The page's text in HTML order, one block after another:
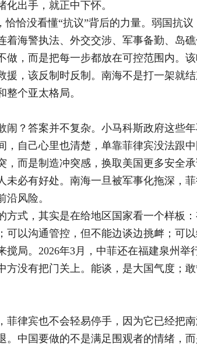
出手，就正中下怀。
恰恰没看懂“抗议”背后的力量。弱国抗议
着海警执法、外交交涉、军事备勤、岛
做，而是把每一步都放在可控范围内。
援，该反制时反制。南海不是打一架就
个亚太格局。
闹？答案并不复杂。小马科斯政府这些
，自己心里也清楚，单靠菲律宾没法跟
，而是制造冲突感，换取美国更多安全
未必有好处。南海一旦被军事化拖深，
风险。
方式，其实是在给地区国家看一个样板
可以沟通管控，但不能边谈边挑衅；可
局。2026年3月，中菲还在福建泉州举
没有把门关上。能谈，是大国气度；敢
菲律宾也不会轻易停手，因为它已经把
。中国要做的不是满足围观者的情绪，